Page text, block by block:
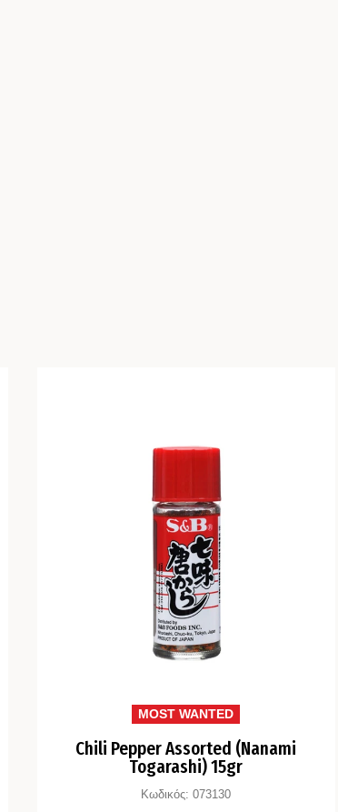
MOST WANTED
Chili Pepper Assorted (Nanami
Togarashi) 15gr
Κωδικός: 073130